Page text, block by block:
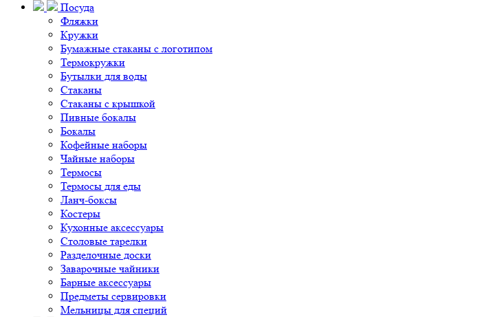
Посуда
Фляжки
Кружки
Бумажные стаканы с логотипом
Термокружки
Бутылки для воды
Стаканы
Стаканы с крышкой
Пивные бокалы
Бокалы
Кофейные наборы
Чайные наборы
Термосы
Термосы для еды
Ланч-боксы
Костеры
Кухонные аксессуары
Столовые тарелки
Разделочные доски
Заварочные чайники
Барные аксессуары
Предметы сервировки
Мельницы для специй